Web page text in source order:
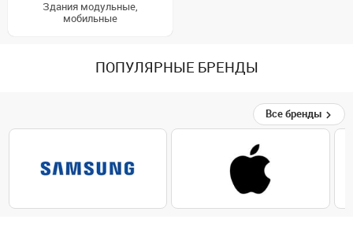
Здания модульные,
мобильные
ПОПУЛЯРНЫЕ БРЕНДЫ
Все бренды